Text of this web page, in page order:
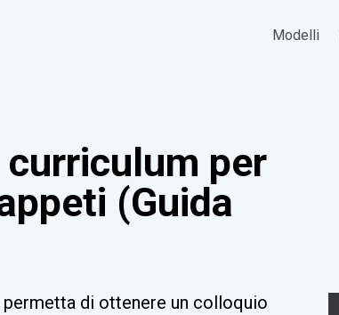
Modelli
curriculum per
(Guida
di ottenere un colloquio